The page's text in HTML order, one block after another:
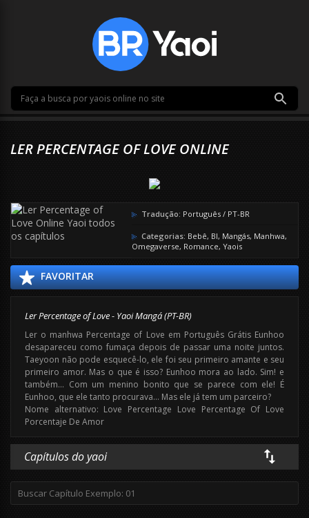
LER PERCENTAGE OF LOVE ONLINE
Tradução: Português / PT-BR
Categorias: Bebê, Bl, Mangás, Manhwa,
Omegaverse, Romance, Yaois
FAVORITAR
Ler Percentage of Love - Yaoi Mangá (PT-BR)
Ler o manhwa Percentage of Love em Português Grátis Eunhoo
desapareceu como fumaça depois de passar uma noite juntos.
Taeyoon não pode esquecê-lo, ele foi seu primeiro amante e seu
primeiro amor. Mas o que é isso? Eunhoo mora ao lado. Sim! e
também… Com um menino bonito que se parece com ele! É
Eunhoo, que ele tanto procurava… Mas ele já tem um parceiro?
Nome alternativo: Love Percentage Love Percentage Of Love
Porcentaje De Amor
Capítulos do yaoi